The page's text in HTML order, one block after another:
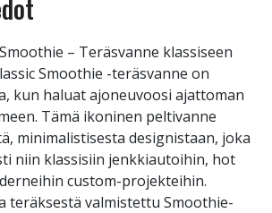
– Teräsvanne klassiseen
Smoothie -teräsvanne on
kun haluat ajoneuvoosi ajattoman
Tämä ikoninen peltivanne
minimalistisesta designistaan, joka
niin klassisiin jenkkiautoihin, hot
custom-projekteihin.
teräksestä valmistettu Smoothie-